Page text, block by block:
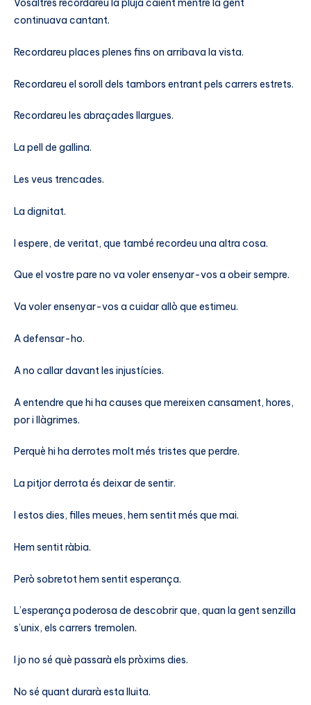
Vosaltres recordareu la pluja caient mentre la gent
continuava cantant.
Recordareu places plenes fins on arribava la vista.
Recordareu el soroll dels tambors entrant pels carrers estrets.
Recordareu les abraçades llargues.
La pell de gallina.
Les veus trencades.
La dignitat.
I espere, de veritat, que també recordeu una altra cosa.
Que el vostre pare no va voler ensenyar-vos a obeir sempre.
Va voler ensenyar-vos a cuidar allò que estimeu.
A defensar-ho.
A no callar davant les injustícies.
A entendre que hi ha causes que mereixen cansament, hores,
por i llàgrimes.
Perquè hi ha derrotes molt més tristes que perdre.
La pitjor derrota és deixar de sentir.
I estos dies, filles meues, hem sentit més que mai.
Hem sentit ràbia.
Però sobretot hem sentit esperança.
L’esperança poderosa de descobrir que, quan la gent senzilla
s’unix, els carrers tremolen.
I jo no sé què passarà els pròxims dies.
No sé quant durarà esta lluita.